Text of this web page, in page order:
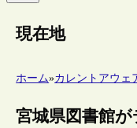
現在地
ホーム»カレントアウェ
宮城県図書館